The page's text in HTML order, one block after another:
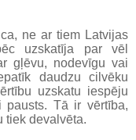
ne ar tiem Latvijas
uzskatīja par vēl
gļēvu, nodevīgu vai
daudzu cilvēku
uzskatu iespēju
pausts. Tā ir vērtība,
tiek devalvēta.